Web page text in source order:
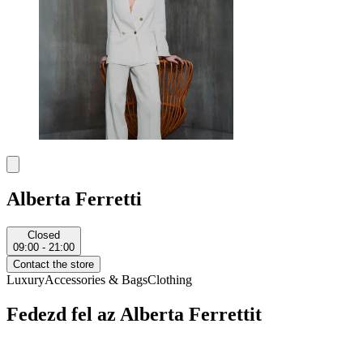
Alberta Ferretti
Closed
09:00 - 21:00
Contact the store
LuxuryAccessories & BagsClothing
Fedezd fel az Alberta Ferrettit